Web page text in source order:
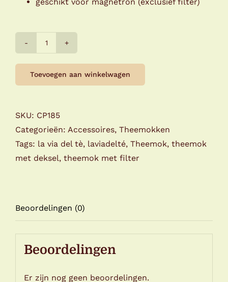
Via
del
Ghiandaia
aantal
Toevoegen aan winkelwagen
SKU: CP185
Categorieën: Accessoires, Theemokken
Tags: la via del tè, laviadelté, Theemok, theemok
met deksel, theemok met filter
Beoordelingen (0)
Beoordelingen
Er zijn nog geen beoordelingen.